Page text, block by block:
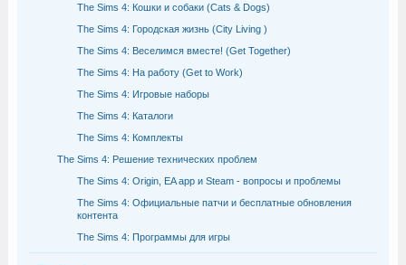
The Sims 4: Кошки и собаки (Cats & Dogs)
The Sims 4: Городская жизнь (City Living )
The Sims 4: Веселимся вместе! (Get Together)
The Sims 4: На работу (Get to Work)
The Sims 4: Игровые наборы
The Sims 4: Каталоги
The Sims 4: Комплекты
The Sims 4: Решение технических проблем
The Sims 4: Origin, EA app и Steam - вопросы и проблемы
The Sims 4: Официальные патчи и бесплатные обновления
контента
The Sims 4: Программы для игры